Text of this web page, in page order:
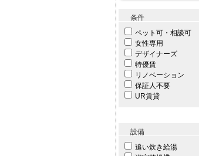
条件
ペット可・相談可
女性専用
デザイナーズ
特優賃
リノベーション
保証人不要
UR賃貸
設備
追い炊き給湯